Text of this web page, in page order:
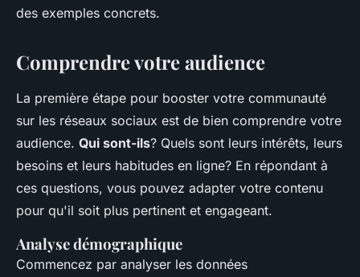
des exemples concrets.
Comprendre votre audience
La première étape pour booster votre communauté
sur les réseaux sociaux est de bien comprendre votre
audience. Qui sont-ils? Quels sont leurs intérêts, leurs
besoins et leurs habitudes en ligne? En répondant à
ces questions, vous pouvez adapter votre contenu
pour qu'il soit plus pertinent et engageant.
Analyse démographique
Commencez par analyser les données